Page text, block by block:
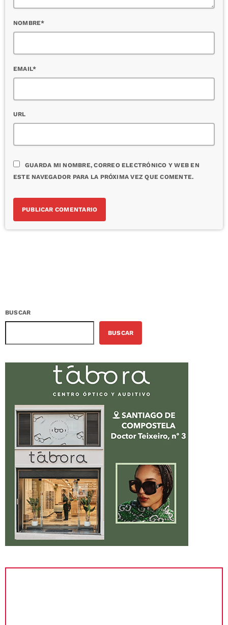
NOMBRE*
EMAIL*
URL
GUARDA MI NOMBRE, CORREO ELECTRÓNICO Y WEB EN
ESTE NAVEGADOR PARA LA PRÓXIMA VEZ QUE COMENTE.
BUSCAR
BUSCAR